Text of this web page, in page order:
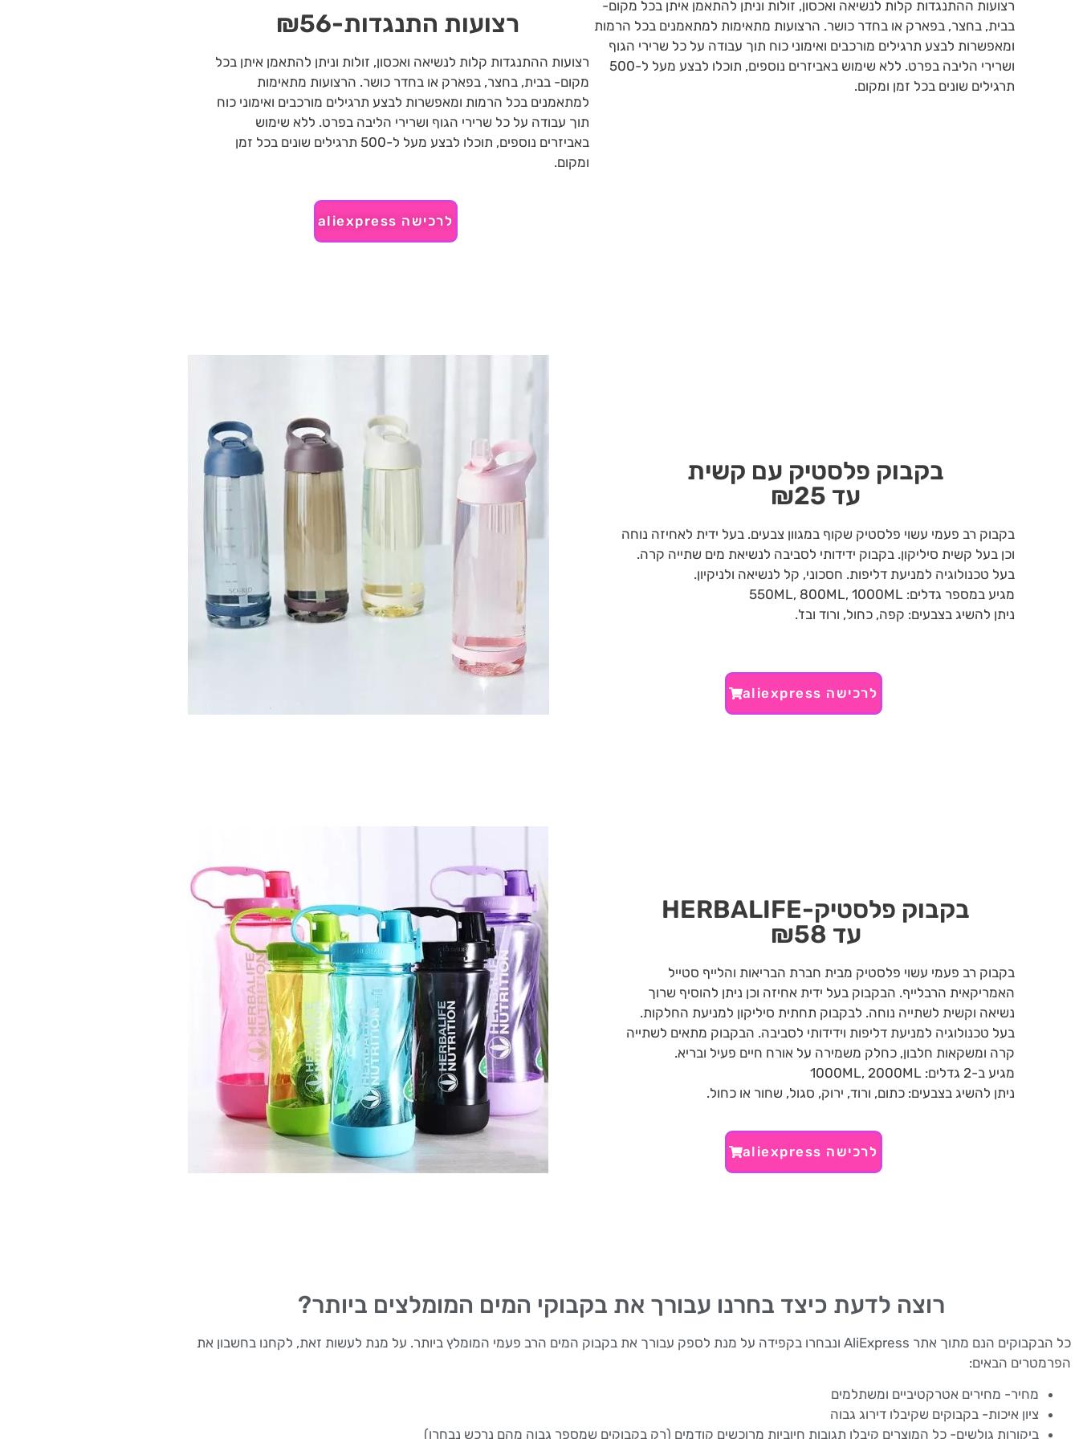
רצועות ההתנגדות קלות לנשיאה ואכסון, זולות וניתן להתאמן איתן בכל מקום-
בבית, בחצר, בפארק או בחדר כושר. הרצועות מתאימות למתאמנים בכל הרמות
ומאפשרות לבצע תרגילים מורכבים ואימוני כוח תוך עבודה על כל שרירי הגוף
ושרירי הליבה בפרט. ללא שימוש באביזרים נוספים, תוכלו לבצע מעל ל-500
תרגילים שונים בכל זמן ומקום.
רצועות התנגדות-₪56
רצועות ההתנגדות קלות לנשיאה ואכסון, זולות וניתן להתאמן איתן בכל
מקום- בבית, בחצר, בפארק או בחדר כושר. הרצועות מתאימות
למתאמנים בכל הרמות ומאפשרות לבצע תרגילים מורכבים ואימוני כוח
תוך עבודה על כל שרירי הגוף ושרירי הליבה בפרט. ללא שימוש
באביזרים נוספים, תוכלו לבצע מעל ל-500 תרגילים שונים בכל זמן
ומקום.
לרכישה aliexpress
בקבוק פלסטיק עם קשית
עד ₪25
בקבוק רב פעמי עשוי פלסטיק שקוף במגוון צבעים. בעל ידית לאחיזה נוחה
וכן בעל קשית סיליקון. בקבוק ידידותי לסביבה לנשיאת מים שתייה קרה.
בעל טכנולוגיה למניעת דליפות. חסכוני, קל לנשיאה ולניקיון.
מגיע במספר גדלים: 550ML, 800ML, 1000ML
ניתן להשיג בצבעים: קפה, כחול, ורוד ובז'.
לרכישה aliexpress
בקבוק פלסטיק-HERBALIFE
עד ₪58
בקבוק רב פעמי עשוי פלסטיק מבית חברת הבריאות והלייף סטייל
האמריקאית הרבלייף. הבקבוק בעל ידית אחיזה וכן ניתן להוסיף שרוך
נשיאה וקשית לשתייה נוחה. לבקבוק תחתית סיליקון למניעת החלקות.
בעל טכנולוגיה למניעת דליפות וידידותי לסביבה. הבקבוק מתאים לשתייה
קרה ומשקאות חלבון, כחלק משמירה על אורח חיים פעיל ובריא.
מגיע ב-2 גדלים: 1000ML, 2000ML
ניתן להשיג בצבעים: כתום, ורוד, ירוק, סגול, שחור או כחול.
לרכישה aliexpress
רוצה לדעת כיצד בחרנו עבורך את בקבוקי המים המומלצים ביותר?
כל הבקבוקים הנם מתוך אתר AliExpress ונבחרו בקפידה על מנת לספק עבורך את בקבוק המים הרב פעמי המומלץ ביותר. על מנת לעשות זאת, לקחנו בחשבון את
הפרמטרים הבאים:
מחיר- מחירים אטרקטיביים ומשתלמים
ציון איכות- בקבוקים שקיבלו דירוג גבוה
ביקורות גולשים- כל המוצרים קיבלו תגובות חיוביות מרוכשים קודמים (רק בקבוקים שמספר גבוה מהם נרכש נבחרו)